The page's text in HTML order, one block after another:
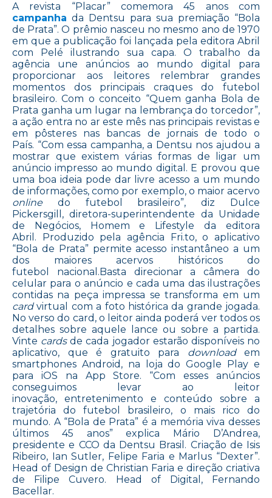
A revista “Placar” comemora 45 anos com
campanha da Dentsu para sua premiação “Bola
de Prata”. O prêmio nasceu no mesmo ano de 1970
em que a publicação foi lançada pela editora Abril
com Pelé ilustrando sua capa. O trabalho da
agência une anúncios ao mundo digital para
proporcionar aos leitores relembrar grandes
momentos dos principais craques do futebol
brasileiro. Com o conceito “Quem ganha Bola de
Prata ganha um lugar na lembrança do torcedor”,
a ação entra no ar este mês nas principais revistas e
em pôsteres nas bancas de jornais de todo o
País. “Com essa campanha, a Dentsu nos ajudou a
mostrar que existem várias formas de ligar um
anúncio impresso ao mundo digital. E provou que
uma boa ideia pode dar livre acesso a um mundo
de informações, como por exemplo, o maior acervo
onlinedo futebol brasileiro”, diz Dulce
Pickersgill, diretora-superintendente da Unidade
de Negócios, Homem e Lifestyle da editora
Abril. Produzido pela agência Fri.to, o aplicativo
“Bola de Prata” permite acesso instantâneo a um
dos maiores acervos históricos do
futebol nacional.Basta direcionar a câmera do
celular para o anúncio e cada uma das ilustrações
contidas na peça impressa se transforma em um
cardvirtual com a foto histórica da grande jogada.
No verso do card, o leitor ainda poderá ver todos os
detalhes sobre aquele lance ou sobre a partida.
Vinte cardsde cada jogador estarão disponíveis no
aplicativo, que é gratuito para downloadem
smartphones Android, na loja do Google Play e
para iOS na App Store. “Com esses anúncios
conseguimos levar ao leitor
inovação, entretenimento e conteúdo sobre a
trajetória do futebol brasileiro, o mais rico do
mundo. A “Bola de Prata” é a memória viva desses
últimos 45 anos” explica Mário D’Andrea,
presidente e CCO da Dentsu Brasil. Criação de Isis
Ribeiro, Ian Sutler, Felipe Faria e Marlus “Dexter”.
Head of Design de Christian Faria e direção criativa
de Filipe Cuvero. Head of Digital, Fernando
Bacellar.